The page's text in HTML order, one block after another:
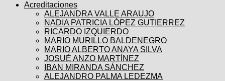
Acreditaciones
ALEJANDRA VALLE ARAUJO
NADIA PATRICIA LÓPEZ GUTIERREZ
RICARDO IZQUIERDO
MARIO MURILLO BALDENEGRO
MARIO ALBERTO ANAYA SILVA
JOSUÉ ANZO MARTÍNEZ
IBAN MIRANDA SÁNCHEZ
ALEJANDRO PALMA LEDEZMA